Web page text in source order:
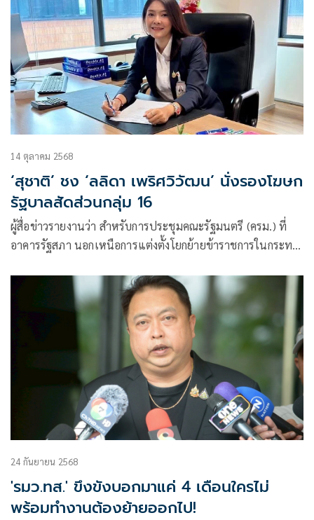
14 ตุลาคม 2568
‘สุชาติ’ ชง ‘ลลิดา เพริศวิวัฒน’ นั่งรองโฆษก
รัฐบาลสัดส่วนกลุ่ม 16
ผู้สื่อข่าวรายงานว่า สำหรับการประชุมคณะรัฐมนตรี (ครม.) ที่
อาคารรัฐสภา นอกเหนือการแต่งตั้งโยกย้ายข้าราชการในกระทร
24 กันยายน 2568
'รมว.ทส.' ขึงขังบอกมาแค่ 4 เดือนใครไม่
พร้อมทำงานต้องย้ายออกไป!